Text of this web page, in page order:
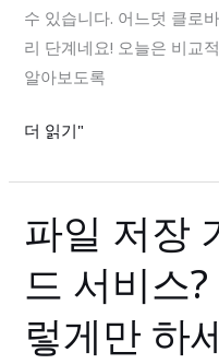
수 있습니다. 어느덧 클로
리 단계네요! 오늘은 비교
알아보도록
드
라
이
더 읽기"
파일 저장
드 서비스
렇게만 하
파
일
저
기